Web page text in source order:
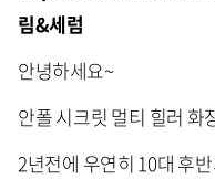
림&세럼
안녕하세요~
안폴 시크릿 멀티 힐러 화
2년전에 우연히 10대 후